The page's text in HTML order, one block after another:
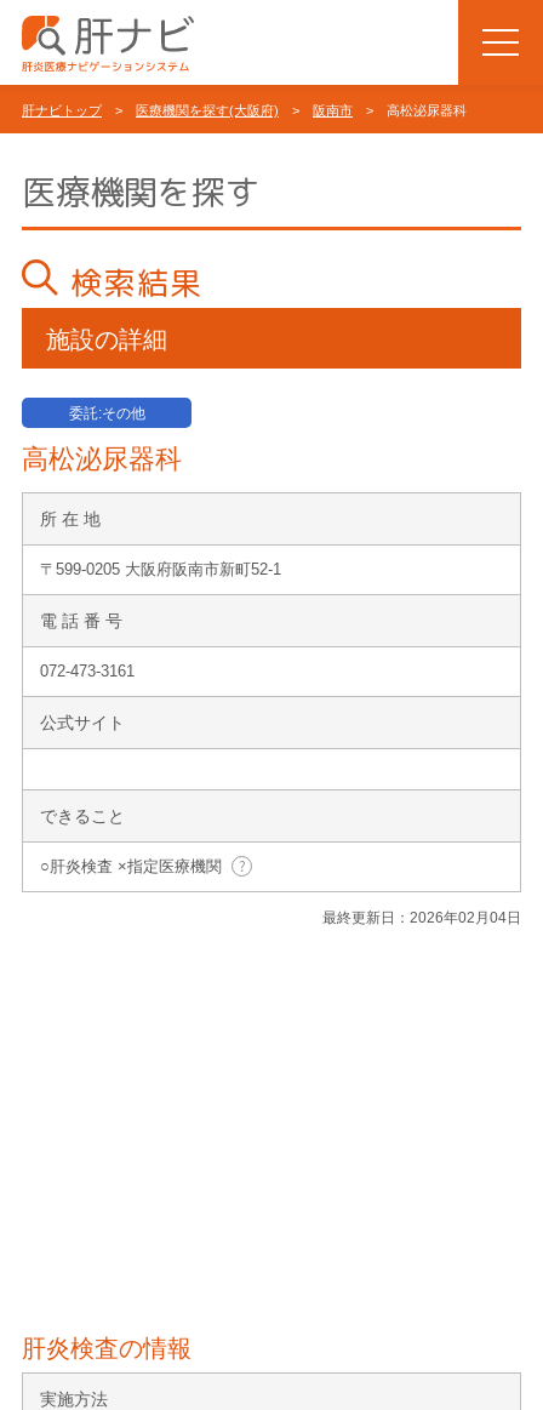
肝ナビトップ> 医療機関を探す(大阪府) > 阪南市 > 高松泌尿器科
医療機関を探す
検索結果
施設の詳細
委託:その他
高松泌尿器科
所 在 地
〒599-0205 大阪府阪南市新町52-1
電 話 番 号
072-473-3161
公式サイト
できること
○肝炎検査 ×指定医療機関
最終更新日：2026年02月04日
肝炎検査の情報
実施方法